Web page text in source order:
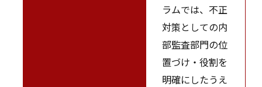
ラムでは、不正
対策としての内
部監査部門の位
置づけ・役割を
明確にしたうえ